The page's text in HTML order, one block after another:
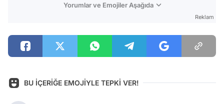
Yorumlar ve Emojiler Aşağıda
Reklam
BU İÇERİĞE EMOJİYLE TEPKİ VER!